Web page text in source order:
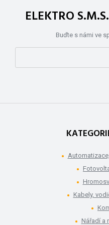
ELEKTRO
Buďte s námi ve
Kabely,
Nářadí a